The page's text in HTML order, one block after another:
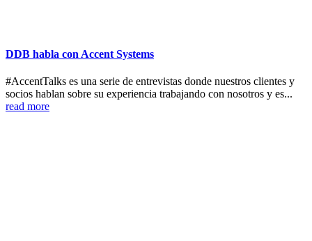
DDB habla con Accent Systems
#AccentTalks es una serie de entrevistas donde nuestros clientes y
socios hablan sobre su experiencia trabajando con nosotros y es...
read more